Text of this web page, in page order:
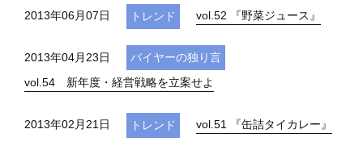
2013年06月07日 トレンド vol.52 『野菜ジュース』
2013年04月23日
バイヤーの独り言
vol.54 新年度・経営戦略を立案せよ
2013年02月21日 トレンド vol.51 『缶詰タイカレー』